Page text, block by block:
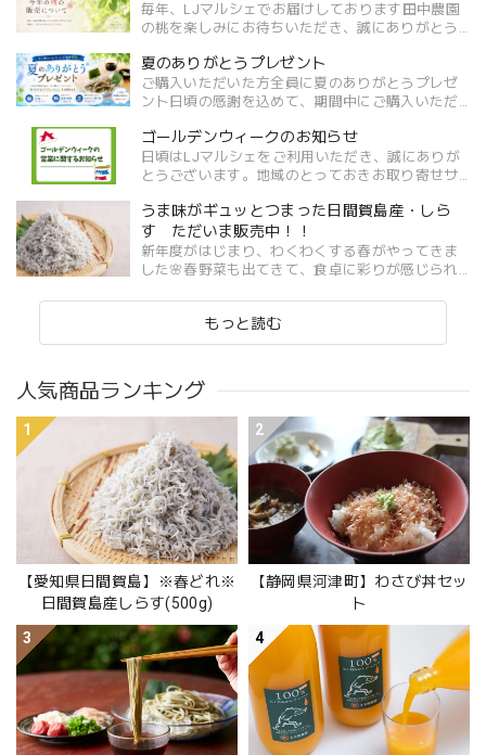
毎年、LJマルシェでお届けしております田中農園
の桃を楽しみにお待ちいただき、誠にありがとう
いておりますが、誠に残念ながら、生産者さまの
生産・発送体制の都合...
夏のありがとうプレゼント
ご購入いただいた方全員に夏のありがとうプレゼ
ント日頃の感謝を込めて、期間中にご購入いただ
どん（1束）をプレゼントいたします。この機会に
ぜひ、LJマルシェがイ...
ゴールデンウィークのお知らせ
日頃はLJマルシェをご利用いただき、誠にありが
とうございます。地域のとっておきお取り寄せサ
間につきまして下記の通りご案内いたします。お
客様にはご不便をおか...
うま味がギュッとつまった日間賀島産・しら
す ただいま販売中！！
新年度がはじまり、わくわくする春がやってきま
した🌸春野菜も出てきて、食卓に彩りが感じられ
鮮度抜群の春どれ「しらす」はいかがでしょう
か。ＬＪマルシェでは、...
もっと読む
人気商品ランキング
1
【愛知県日間賀島】※春どれ※
日間賀島産しらす(500g)
2
【静岡県河津町】わさび丼セッ
ト
3
4